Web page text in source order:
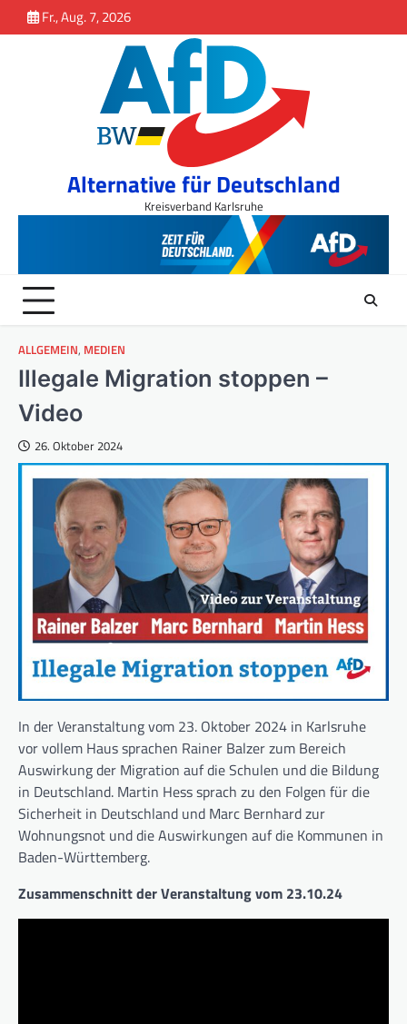
springen
to
Fr., Aug. 7, 2026
Alternative für Deutschland
Kreisverband Karlsruhe
ALLGEMEIN, MEDIEN
Illegale Migration stoppen –
Video
26. Oktober 2024
In der Veranstaltung vom 23. Oktober 2024 in Karlsruhe
vor vollem Haus sprachen Rainer Balzer zum Bereich
Auswirkung der Migration auf die Schulen und die Bildung
in Deutschland. Martin Hess sprach zu den Folgen für die
Sicherheit in Deutschland und Marc Bernhard zur
Wohnungsnot und die Auswirkungen auf die Kommunen in
Baden-Württemberg.
Zusammenschnitt der Veranstaltung vom 23.10.24